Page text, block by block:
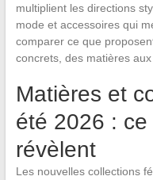
multiplient les directions
mode et accessoires qui
comparer ce que
concrets, des matières
Matières et
été 2026 :
révèlent
Les nouvelles collections